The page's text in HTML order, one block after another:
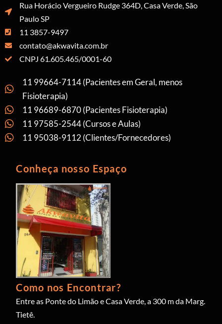
Rua Horácio Vergueiro Rudge 364D, Casa Verde, São
Paulo SP
11 3857-9497
contato@akwavita.com.br
CNPJ 61.605.465/0001-60
11 99664-7114 (Pacientes em Geral, menos
Fisioterapia)
11 96689-6870 (Pacientes Fisioterapia)
11 97585-2544 (Cursos e Aulas)
11 95038-9112 (Clientes/Fornecedores)
Conheça nosso Espaço
Como nos Encontrar?
Entre as Ponte do Limão e Casa Verde, a 300 m da Marg.
Tietê.